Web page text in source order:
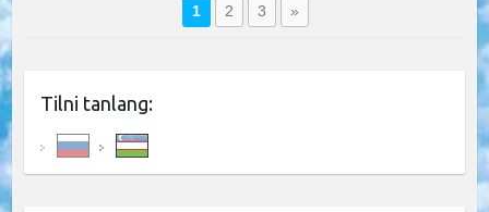
1 2 3 »
Tilni tanlang: